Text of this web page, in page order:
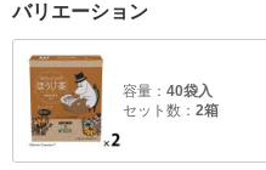
バリエーション
容量： 40袋入
セット数： 2箱